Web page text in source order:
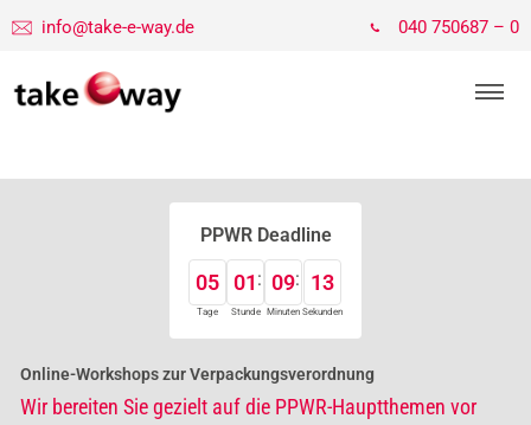
info@take-e-way.de 040 750687 – 0
PPWR Deadline
05
Tage
01
Stunde
09
Minuten
12
Sekunden
Online-Workshops zur Verpackungsverordnung
Wir bereiten Sie gezielt auf die PPWR-Hauptthemen vor